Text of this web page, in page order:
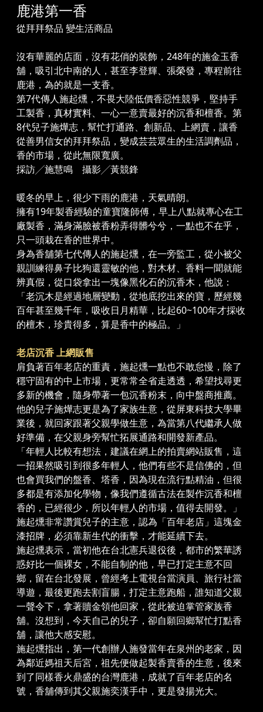
鹿港第一香
從拜拜祭品 變生活商品
沒有華麗的店面，沒有花俏的裝飾，248年的施金玉香
舖，吸引北中南的人，甚至李登輝、張榮發，專程前往
鹿港，為的就是一支香。
第7代傳人施起燻，不畏大陸低價香惡性競爭，堅持手
工製香，真材實料、一心一意賣最好的沉香和檀香。第
8代兒子施燁志，幫忙打通路、創新品、上網賣，讓香
從善男信女的拜拜祭品，變成芸芸眾生的生活調劑品，
香的市場，從此無限寬廣。
採訪╱施慧鳴 攝影╱黃競鋒
暖冬的早上，很少下雨的鹿港，天氣晴朗。
擁有19年製香經驗的童寶隆師傅，早上八點就專心在工
廠製香，滿身滿臉被香粉弄得髒兮兮，一點也不在乎，
只一頭栽在香的世界中。
身為香舖第七代傳人的施起燻，在一旁監工，從小被父
親訓練得鼻子比狗還靈敏的他，對木材、香料一聞就能
辨真假，從口袋拿出一塊像黑化石的沉香木，他說：
「老沉木是經過地層變動，從地底挖出來的寶，歷經幾
百年甚至幾千年，吸收日月精華，比起60~100年才採收
的檀木，珍貴得多，算是香中的極品。」
老店沉香 上網販售
肩負著百年老店的重責，施起燻一點也不敢怠慢，除了
穩守固有的中上市場，更常常全省走透透，希望找尋更
多新的機會，隨身帶著一包沉香粉末，向中盤商推薦。
他的兒子施燁志更是為了家族生意，從屏東科技大學畢
業後，就回家跟著父親學做生意，為當第八代繼承人做
好準備，在父親身旁幫忙拓展通路和開發新產品。
「年輕人比較有想法，建議在網上的拍賣網站販售，這
一招果然吸引到很多年輕人，他們有些不是信佛的，但
也會買我們的盤香、塔香，因為現在流行點精油，但很
多都是有添加化學物，像我們遵循古法在製作沉香和檀
香的，已經很少，所以年輕人的市場，值得去開發。」
施起燻非常讚賞兒子的主意，認為「百年老店」這塊金
漆招牌，必須靠新生代的衝擊，才能延續下去。
施起燻表示，當初他在台北憲兵退役後，都市的繁華誘
惑好比一個裸女，不能自制的他，早已打定主意不回
鄉，留在台北發展，曾經考上電視台當演員、旅行社當
導遊，最後更跑去割盲腸，打定主意跑船，誰知道父親
一聲令下，拿著贖金領他回家，從此被迫掌管家族香
舖。沒想到，今天自己的兒子，卻自願回鄉幫忙打點香
舖，讓他大感安慰。
施起燻指出，第一代創辦人施發當年在泉州的老家，因
為鄰近媽祖天后宮，祖先便做起製香賣香的生意，後來
到了同樣香火鼎盛的台灣鹿港，成就了百年老店的名
號，香舖傳到其父親施奕漢手中，更是發揚光大。